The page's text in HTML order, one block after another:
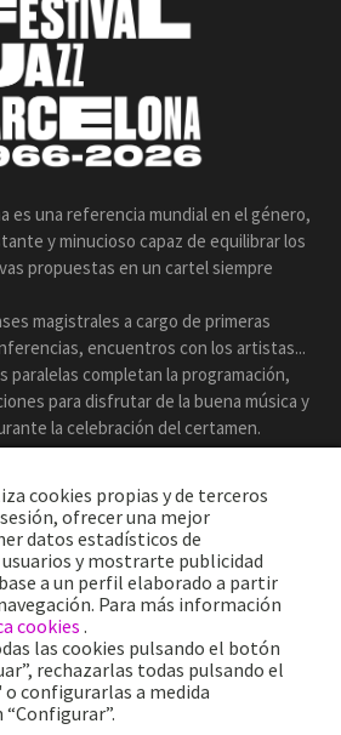
es una referencia mundial en el género,
y minucioso capaz de equilibrar los
propuestas en un cartel siempre
magistrales a cargo de primeras
encuentros con los artistas...
paralelas completan la programación,
para disfrutar de la buena música y
la celebración del certamen.
la mejor música en directo desde
cookies propias y de terceros
ofrecer una mejor
datos estadísticos de
y mostrarte publicidad
a un perfil elaborado a partir
Para más información
cookies .
las cookies pulsando el botón
rechazarlas todas pulsando el
configurarlas a medida